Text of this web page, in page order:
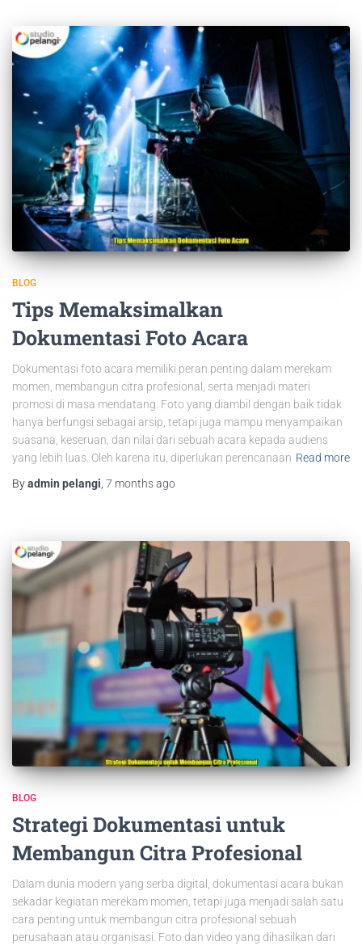
BLOG
Tips Memaksimalkan
Dokumentasi Foto Acara
Dokumentasi foto acara memiliki peran penting dalam merekam
momen, membangun citra profesional, serta menjadi materi
promosi di masa mendatang. Foto yang diambil dengan baik tidak
hanya berfungsi sebagai arsip, tetapi juga mampu menyampaikan
suasana, keseruan, dan nilai dari sebuah acara kepada audiens
yang lebih luas. Oleh karena itu, diperlukan perencanaan Read more
Byadmin pelangi 7 monthsago
BLOG
Strategi Dokumentasi untuk
Membangun Citra Profesional
Dalam dunia modern yang serba digital, dokumentasi acara bukan
sekadar kegiatan merekam momen, tetapi juga menjadi salah satu
cara penting untuk membangun citra profesional sebuah
perusahaan atau organisasi. Foto dan video yang dihasilkan dari